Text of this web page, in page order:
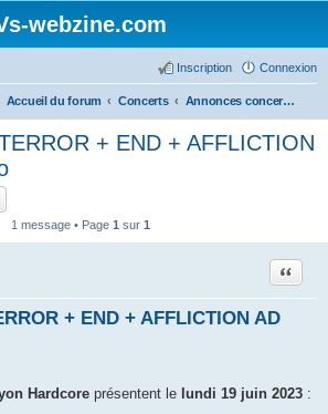
webzine.com
Connexion
Inscription
Accueil du forum Concerts Annonces concerts - Province
+ END + AFFLICTION
1 message • Page 1 sur 1
+ END + AFFLICTION AD
Citer
Hardcore présentent le lundi 19 juin 2023 :